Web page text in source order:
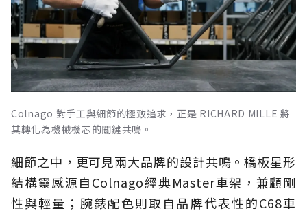
Colnago 對手工與細節的極致追求，正是 RICHARD MILLE 將
其轉化為機械機芯的關鍵共鳴。
細節之中，更可見兩大品牌的設計共鳴。橋板星形
結構靈感源自Colnago經典Master車架，兼顧剛
性與輕量；腕錶配色則取自品牌代表性的C68車